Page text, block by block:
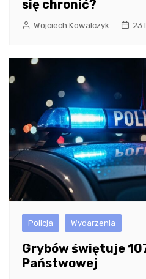
się chronić?
Wojciech Kowalczyk 23
Policja Wydarzenia
Grybów świętuje
Państwowej